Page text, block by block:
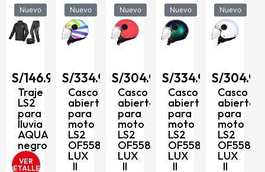
Nuevo
S/146.90
Traje
LS2
para
lluvia
AQUA
negro
VER
DETALLES
Nuevo
S/334.90
Casco
abierto
para
moto
LS2
OF558
LUX
II
Nuevo
S/304.90
Casco
abierto
para
moto
LS2
OF558
LUX
II
Nuevo
S/334.90
Casco
abierto
para
moto
LS2
OF558
LUX
II
Nuevo
S/304.90
Casco
abierto
para
moto
LS2
OF558
LUX
II